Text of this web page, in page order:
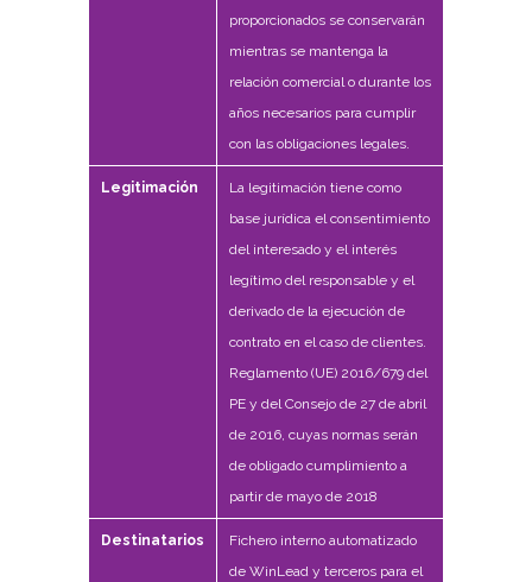
proporcionados se conservarán
mientras se mantenga la
relación comercial o durante los
años necesarios para cumplir
con las obligaciones legales.
Legitimación
La legitimación tiene como
base jurídica el consentimiento
del interesado y el interés
legítimo del responsable y el
derivado de la ejecución de
contrato en el caso de clientes.
Reglamento (UE) 2016/679 del
PE y del Consejo de 27 de abril
de 2016, cuyas normas serán
de obligado cumplimiento a
partir de mayo de 2018
Destinatarios
Fichero interno automatizado
de WinLead y terceros para el